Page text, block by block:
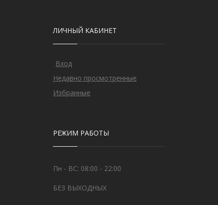
ЛИЧНЫЙ КАБИНЕТ
Вход
Недавно просмотренные
Избранные
РЕЖИМ РАБОТЫ
Пн - ВС: 08:00 - 22:00
БЕЗ ВЫХОДНЫХ